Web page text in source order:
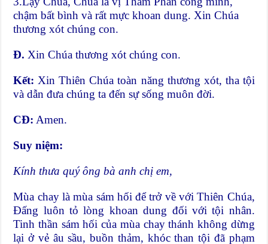
chậm bất bình và rất mực khoan dung. Xin Chúa
thương xót chúng con.
Đ. Xin Chúa thương xót chúng con.
Kết: Xin Thiên Chúa toàn năng thương xót, tha tội
và dẫn đưa chúng ta đến sự sống muôn đời.
CĐ: Amen.
Suy niệm:
Kính thưa quý ông bà anh chị em,
Mùa chay là mùa sám hối để trở về với Thiên Chúa,
Đấng luôn tỏ lòng khoan dung đối với tội nhân.
Tinh thần sám hối của mùa chay thánh không dừng
lại ở vẻ âu sầu, buồn thảm, khóc than tội đã phạm